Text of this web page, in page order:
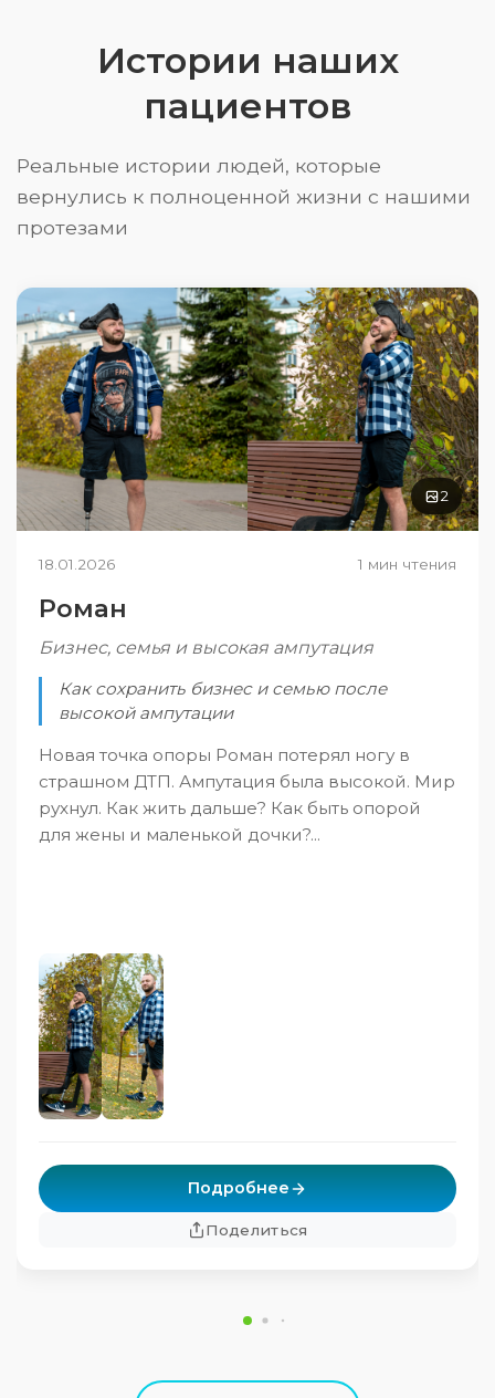
Истории наших
пациентов
Реальные истории людей, которые
вернулись к полноценной жизни с нашими
протезами
2
18.01.2026 1 мин чтения
Роман
Бизнес, семья и высокая ампутация
Как сохранить бизнес и семью после
высокой ампутации
Новая точка опоры Роман потерял ногу в
страшном ДТП. Ампутация была высокой. Мир
рухнул. Как жить дальше? Как быть опорой
для жены и маленькой дочки?...
Подробнее
Поделиться